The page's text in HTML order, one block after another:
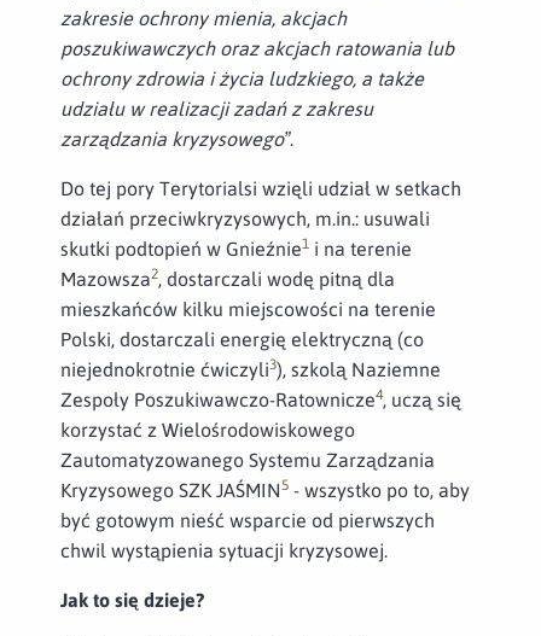
zakresie ochrony mienia, akcjach
poszukiwawczych oraz akcjach ratowania lub
ochrony zdrowia i życia ludzkiego, a także
udziału w realizacji zadań z zakresu
zarządzania kryzysowego”.
Do tej pory Terytorialsi wzięli udział w setkach
działań przeciwkryzysowych, m.in.: usuwali
skutki podtopień w Gnieźnie1 i na terenie
Mazowsza2 , dostarczali wodę pitną dla
mieszkańców kilku miejscowości na terenie
Polski, dostarczali energię elektryczną (co
niejednokrotnie ćwiczyli3), szkolą Naziemne
Zespoły Poszukiwawczo-Ratownicze4, uczą się
korzystać z Wielośrodowiskowego
Zautomatyzowanego Systemu Zarządzania
Kryzysowego SZK JAŚMIN 5 - wszystko po to, aby
być gotowym nieść wsparcie od pierwszych
chwil wystąpienia sytuacji kryzysowej.
Jak to się dzieje?